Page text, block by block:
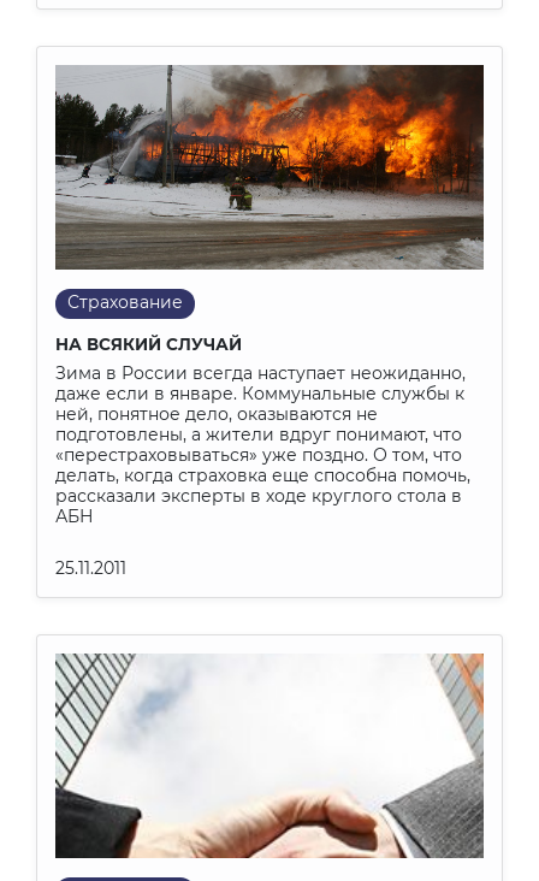
Страхование
НА ВСЯКИЙ СЛУЧАЙ
Зима в России всегда наступает неожиданно,
даже если в январе. Коммунальные службы к
ней, понятное дело, оказываются не
подготовлены, а жители вдруг понимают, что
«перестраховываться» уже поздно. О том, что
делать, когда страховка еще способна помочь,
рассказали эксперты в ходе круглого стола в
АБН
25.11.2011